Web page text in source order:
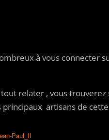
à vous connecter
relater , vous
principaux artisans de
Paul_II